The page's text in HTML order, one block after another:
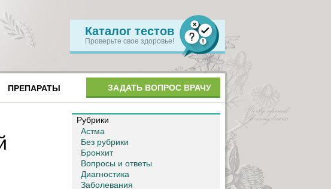
Каталог тестов
Проверьте свое здоровье!
ПРЕПАРАТЫ ЗАДАТЬ ВОПРОС ВРАЧУ
Рубрики
Астма
Без рубрики
Бронхит
Вопросы и ответы
Диагностика
Заболевания